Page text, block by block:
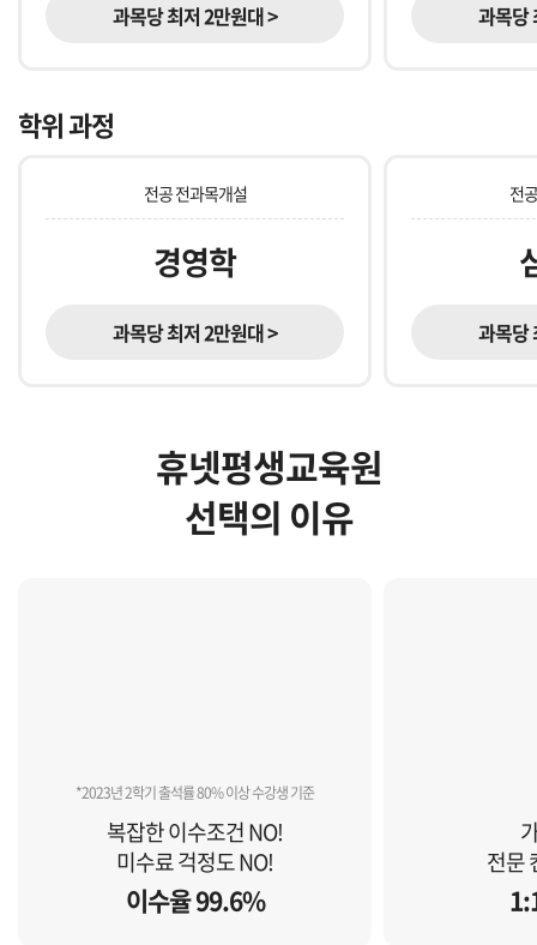
과목당 최저 2만원대 > 과목당
학위 과정
전공 전과목개설
경영학
과목당 최저 2만원대 >
전
과목당
휴넷평생교육원
선택의 이유
*2023년 2학기 출석률 80% 이상 수강생 기준
복잡한 이수조건 NO!
미수료 걱정도 NO!
이수율 99.6%
전문